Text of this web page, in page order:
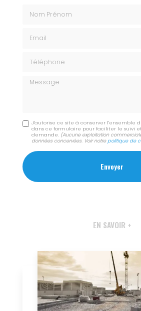
Message
J'autorise ce site à conserver l'ensemble
dans ce formulaire pour faciliter le suivi
demande. (Aucune exploitation
données concervées. Voir notrepolitique de
EN SAVOIR +